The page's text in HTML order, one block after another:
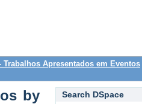
by Title
Trabalhos Apresentados em Eventos
by
Search DSpace